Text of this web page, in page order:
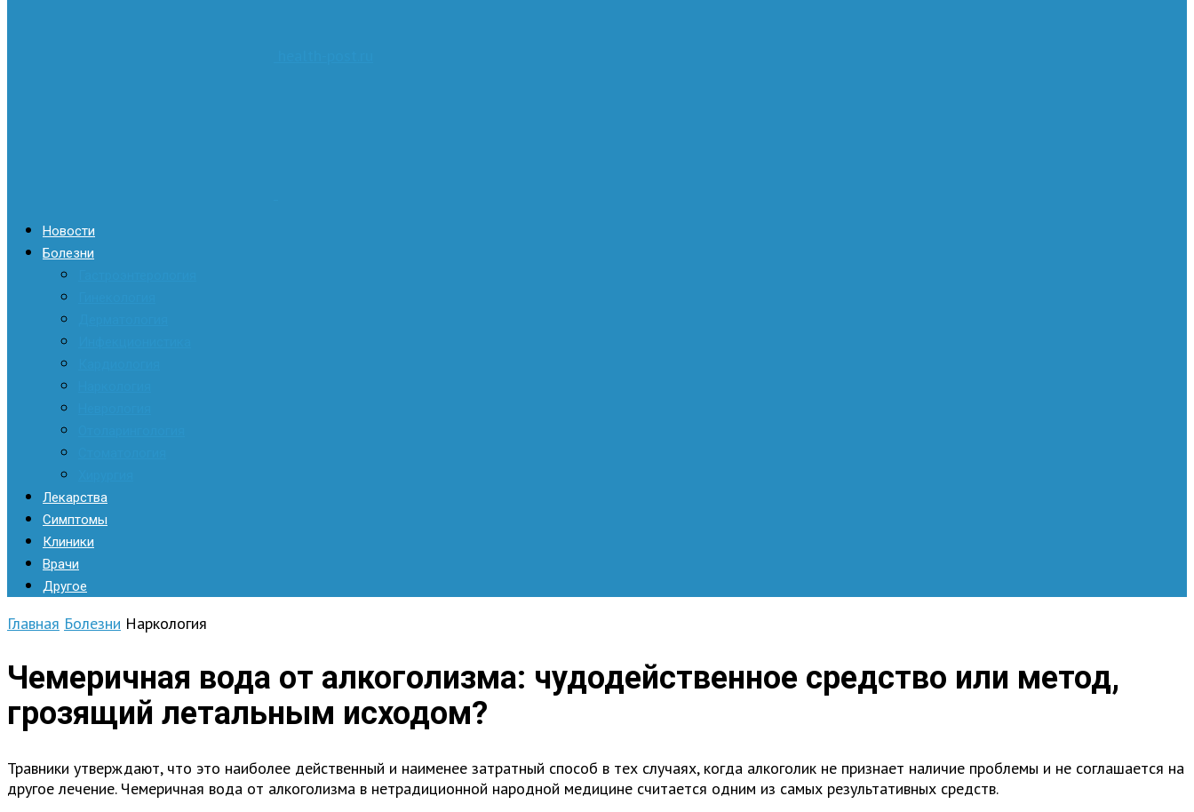
Новости
Болезни
Лекарства
Симптомы
Клиники
Врачи
Другое
Главная Болезни Наркология
Чемеричная вода от алкоголизма: чудодейственное средство или метод,
грозящий летальным исходом?
Травники утверждают, что это наиболее действенный и наименее затратный способ в тех случаях, когда алкоголик не признает наличие проблемы и не соглашается на
другое лечение. Чемеричная вода от алкоголизма в нетрадиционной народной медицине считается одним из самых результативных средств.